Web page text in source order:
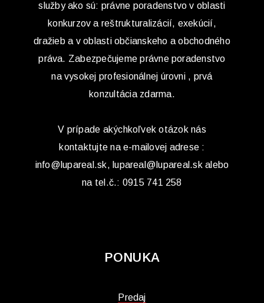
služby ako sú: právne poradenstvo v oblasti
konkurzov a reštrukturalizácií, exekúcií,
dražieb a v oblasti občianskeho a obchodného
práva. Zabezpečujeme právne poradenstvo
na vysokej profesionálnej úrovni , prvá
konzultácia zdarma.
V prípade akýchkoľvek otázok nás
kontaktujte na e-mailovej adrese :
info@lupareal.sk, lupareal@lupareal.sk alebo
na tel.č.: 0915 741 258
PONUKA
Predaj